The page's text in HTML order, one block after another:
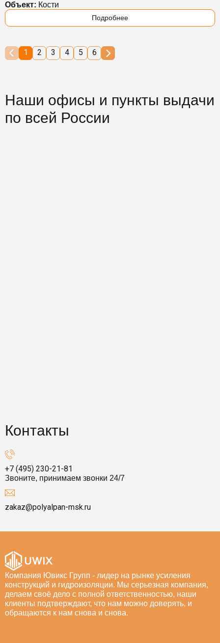
Объект: Кости
Подробнее
1 2 3 4 5 6
Наши офисы и пункты выдачи
по всей России
Контакты
+7 (495) 230-21-81
Звоните, принимаем звонки 24/7
zakaz@polyalpan-msk.ru
Компания Ювикс Групп - лидер на рынке усиления
конструкций и гидроизоляции. Мы серьезная компания,
делаем своё дело с полной ответственностью, наши
клиенты подтверждают, что нам можно доверять, и
обращаются к нам снова и снова.